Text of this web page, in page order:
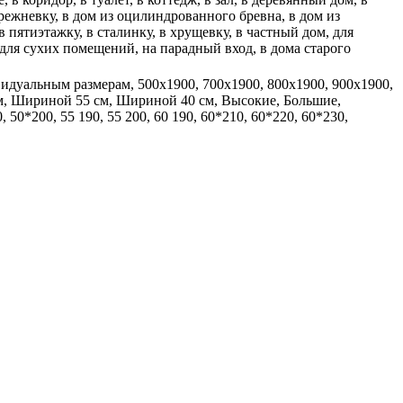
в дом из оцилиндрованного бревна, в дом из
в сталинку, в хрущевку, в частный дом, для
сухих помещений, на парадный вход, в дома старого
размерам, 500x1900, 700x1900, 800x1900, 900x1900,
Шириной 55 см, Шириной 40 см, Высокие, Большие,
55 190, 55 200, 60 190, 60*210, 60*220, 60*230,